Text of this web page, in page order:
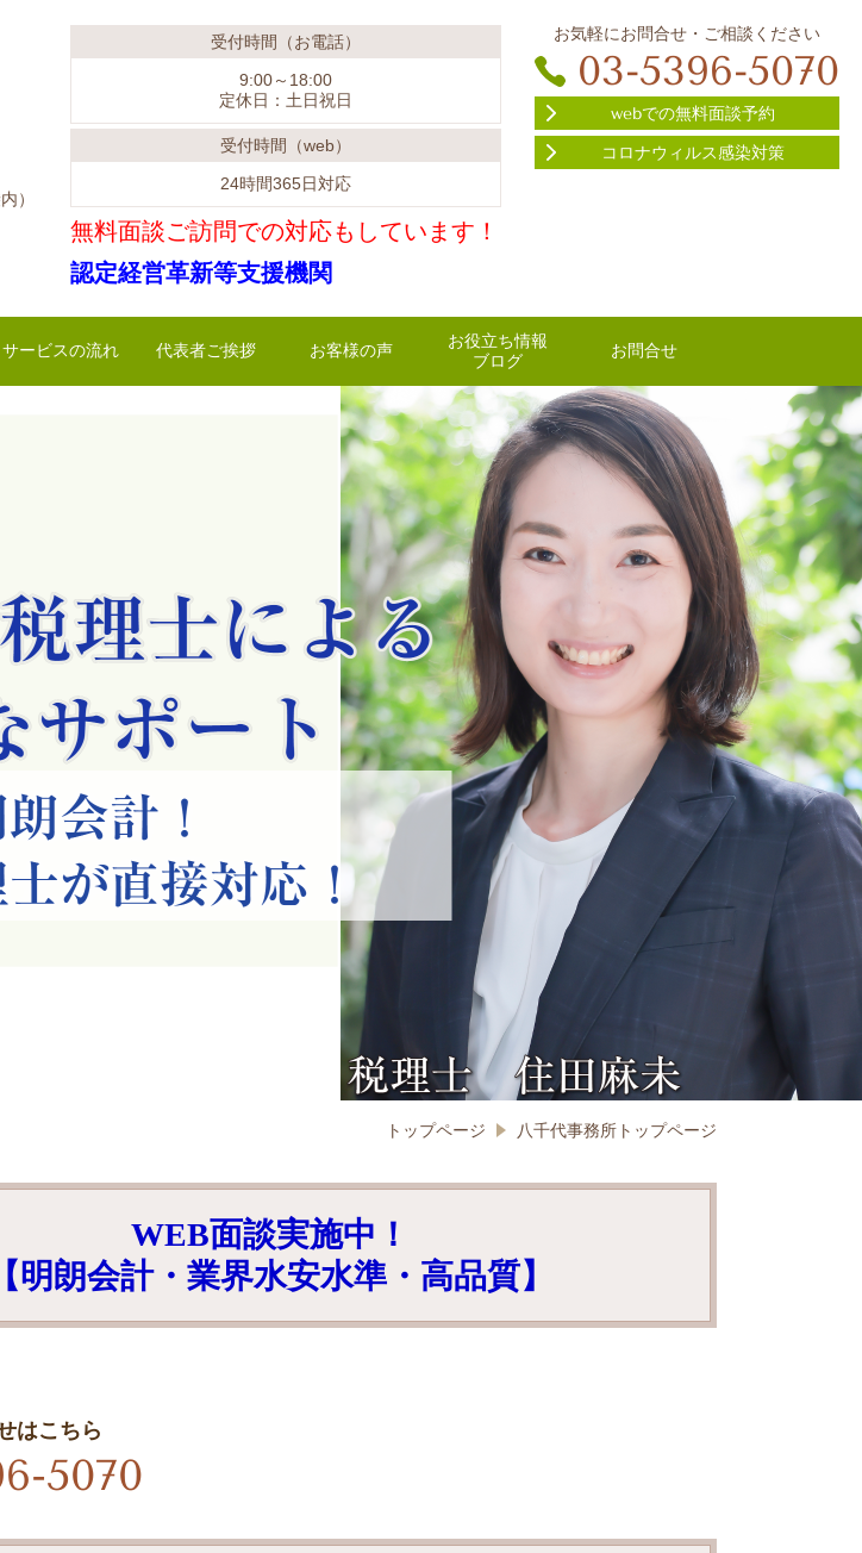
）
受付時間（お電話）
9:00～18:00
定休日：土日祝日
受付時間（web）
24時間365日対応
無料面談ご訪問での対応もしています！
認定経営革新等支援機関
お気軽にお問合せ・ご相談ください
03-5396-5070
webでの無料面談予約
コロナウィルス感染対策
サービスの流れ 代表者ご挨拶 お客様の声
お役立ち情報
ブログ
お問合せ
トップページ 八千代事務所トップページ
WEB面談実施中！
【明朗会計・業界水安水準・高品質】
はこちら
5070